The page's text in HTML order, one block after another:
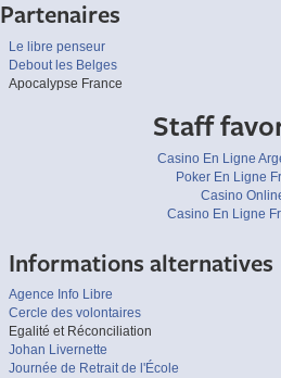
Partenaires
Le libre penseur
Debout les Belges
Apocalypse France
Staff
Casino En Ligne
Poker En Ligne
Casino
Casino En Ligne
Informations alternatives
Agence Info Libre
Cercle des volontaires
Egalité et Réconciliation
Johan Livernette
Journée de Retrait de l'École